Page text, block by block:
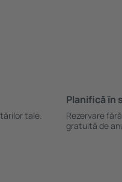
tale.
Planifică ȋn
Rezervare
gratuită de